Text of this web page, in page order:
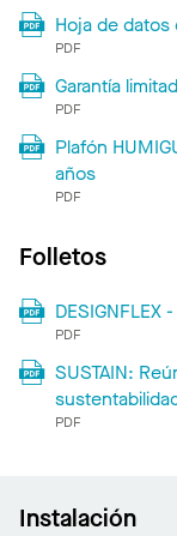
Hoja de datos
PDF
Garantía
PDF
Plafón
años
PDF
Folletos
DESIGNFLEX
PDF
SUSTAIN:
PDF
Instalación